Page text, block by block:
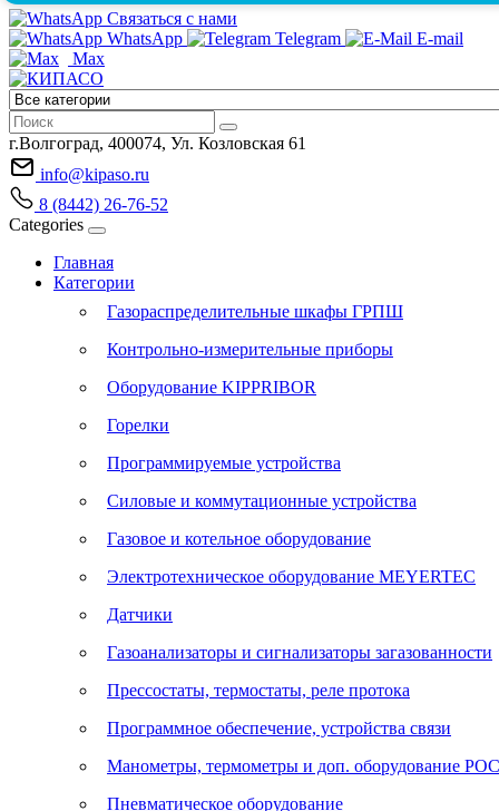
Связаться с нами
WhatsApp
Telegram
E-mail
Max
г.Волгоград, 400074, Ул. Козловская 61
info@kipaso.ru
8 (8442) 26-76-52
Categories
Главная
Категории
Газораспределительные шкафы ГРПШ
Контрольно-измерительные приборы
Оборудование KIPPRIBOR
Горелки
Программируемые устройства
Силовые и коммутационные устройства
Газовое и котельное оборудование
Электротехническое оборудование MEYERTEC
Датчики
Газоанализаторы и сигнализаторы загазованности
Прессостаты, термостаты, реле протока
Программное обеспечение, устройства связи
Манометры, термометры и доп. оборудование
Пневматическое оборудование